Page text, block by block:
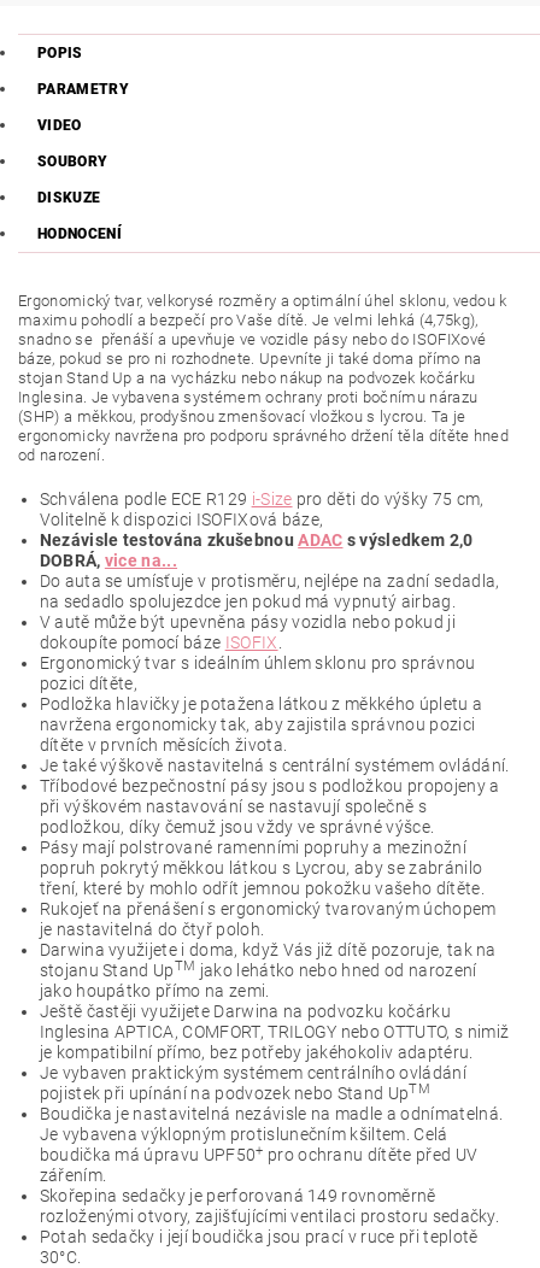
POPIS
PARAMETRY
VIDEO
SOUBORY
DISKUZE
HODNOCENÍ
Ergonomický tvar, velkorysé rozměry a optimální úhel sklonu, vedou k
maximu pohodlí a bezpečí pro Vaše dítě. Je velmi lehká (4,75kg),
snadno se přenáší a upevňuje ve vozidle pásy nebo do ISOFIXové
báze, pokud se pro ni rozhodnete. Upevníte ji také doma přímo na
stojan Stand Up a na vycházku nebo nákup na podvozek kočárku
Inglesina. Je vybavena systémem ochrany proti bočnímu nárazu
(SHP) a měkkou, prodyšnou zmenšovací vložkou s lycrou. Ta je
ergonomicky navržena pro podporu správného držení těla dítěte hned
od narození.
Schválena podle ECE R129 i-Size pro děti do výšky 75 cm,
Volitelně k dispozici ISOFIXová báze,
Nezávisle testována zkušebnouADAC s výsledkem 2,0
DOBRÁ, vice na...
Do auta se umísťuje v protisměru, nejlépe na zadní sedadla,
na sedadlo spolujezdce jen pokud má vypnutý airbag.
V autě může být upevněna pásy vozidla nebo pokud ji
dokoupíte pomocí báze ISOFIX
Ergonomický tvar s ideálním úhlem sklonu pro správnou
pozici dítěte,
Podložka hlavičky je potažena látkou z měkkého úpletu a
navržena ergonomicky tak, aby zajistila správnou pozici
dítěte v prvních měsících života.
Je také výškově nastavitelná s centrální systémem ovládání.
Tříbodové bezpečnostní pásy jsou s podložkou propojeny a
při výškovém nastavování se nastavují společně s
podložkou, díky čemuž jsou vždy ve správné výšce.
Pásy mají polstrované ramenními popruhy a mezinožní
popruh pokrytý měkkou látkou s Lycrou, aby se zabránilo
tření, které by mohlo odřít jemnou pokožku vašeho dítěte.
Rukojeť na přenášení s ergonomický tvarovaným úchopem
je nastavitelná do čtyř poloh.
Darwina využijete i doma, když Vás již dítě pozoruje, tak na
stojanu Stand UpTM jako lehátko nebo hned od narození
jako houpátko přímo na zemi.
Ještě častěji využijete Darwina na podvozku kočárku
Inglesina APTICA, COMFORT, TRILOGY nebo OTTUTO, s nimiž
je kompatibilní přímo, bez potřeby jakéhokoliv adaptéru.
Je vybaven praktickým systémem centrálního ovládání
pojistek při upínání na podvozek nebo Stand UpTM
Boudička je nastavitelná nezávisle na madle a odnímatelná.
Je vybavena výklopným protislunečním kšiltem. Celá
boudička má úpravu UPF50+ pro ochranu dítěte před UV
zářením.
Skořepina sedačky je perforovaná 149 rovnoměrně
rozloženými otvory, zajišťujícími ventilaci prostoru sedačky.
Potah sedačky i její boudička jsou prací v ruce při teplotě
30°C.